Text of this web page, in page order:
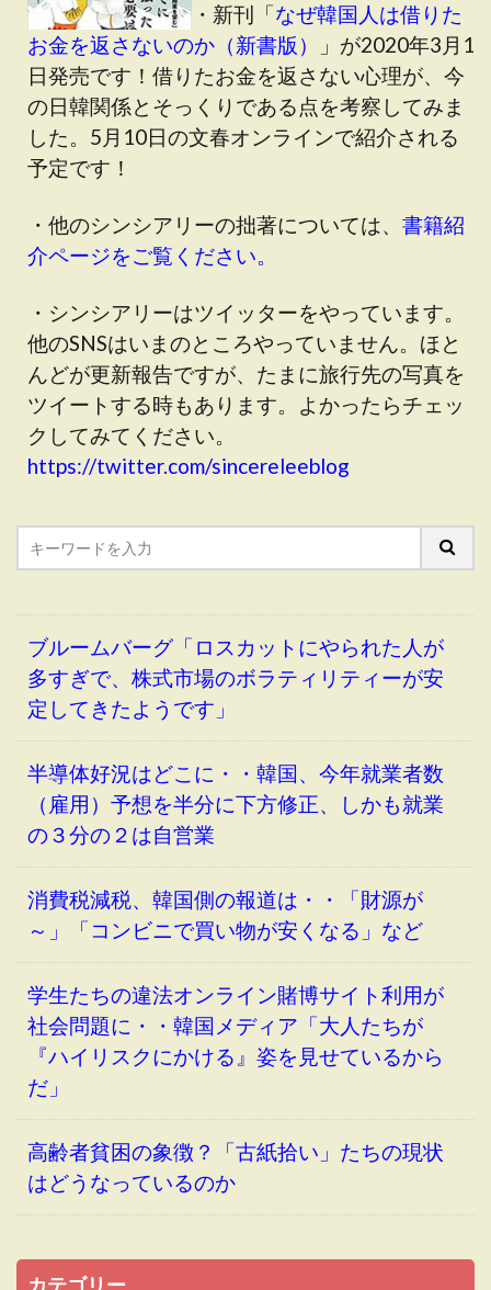
・新刊「なぜ韓国人は借りた
お金を返さないのか（新書版）
」が2020年3月1
日発売です！借りたお金を返さない心理が、今
の日韓関係とそっくりである点を考察してみま
した。5月10日の文春オンラインで紹介される
予定です！
・他のシンシアリーの拙著については、 書籍紹
介ページをご覧ください。
・シンシアリーはツイッターをやっています。
他のSNSはいまのところやっていません。ほと
んどが更新報告ですが、たまに旅行先の写真を
ツイートする時もあります。よかったらチェッ
クしてみてください。
https://twitter.com/sincereleeblog
ブルームバーグ「ロスカットにやられた人が
多すぎで、株式市場のボラティリティーが安
定してきたようです」
半導体好況はどこに・・韓国、今年就業者数
（雇用）予想を半分に下方修正、しかも就業
の３分の２は自営業
消費税減税、韓国側の報道は・・「財源が
～」「コンビニで買い物が安くなる」など
学生たちの違法オンライン賭博サイト利用が
社会問題に・・韓国メディア「大人たちが
『ハイリスクにかける』姿を見せているから
だ」
高齢者貧困の象徴？「古紙拾い」たちの現状
はどうなっているのか
カテゴリー